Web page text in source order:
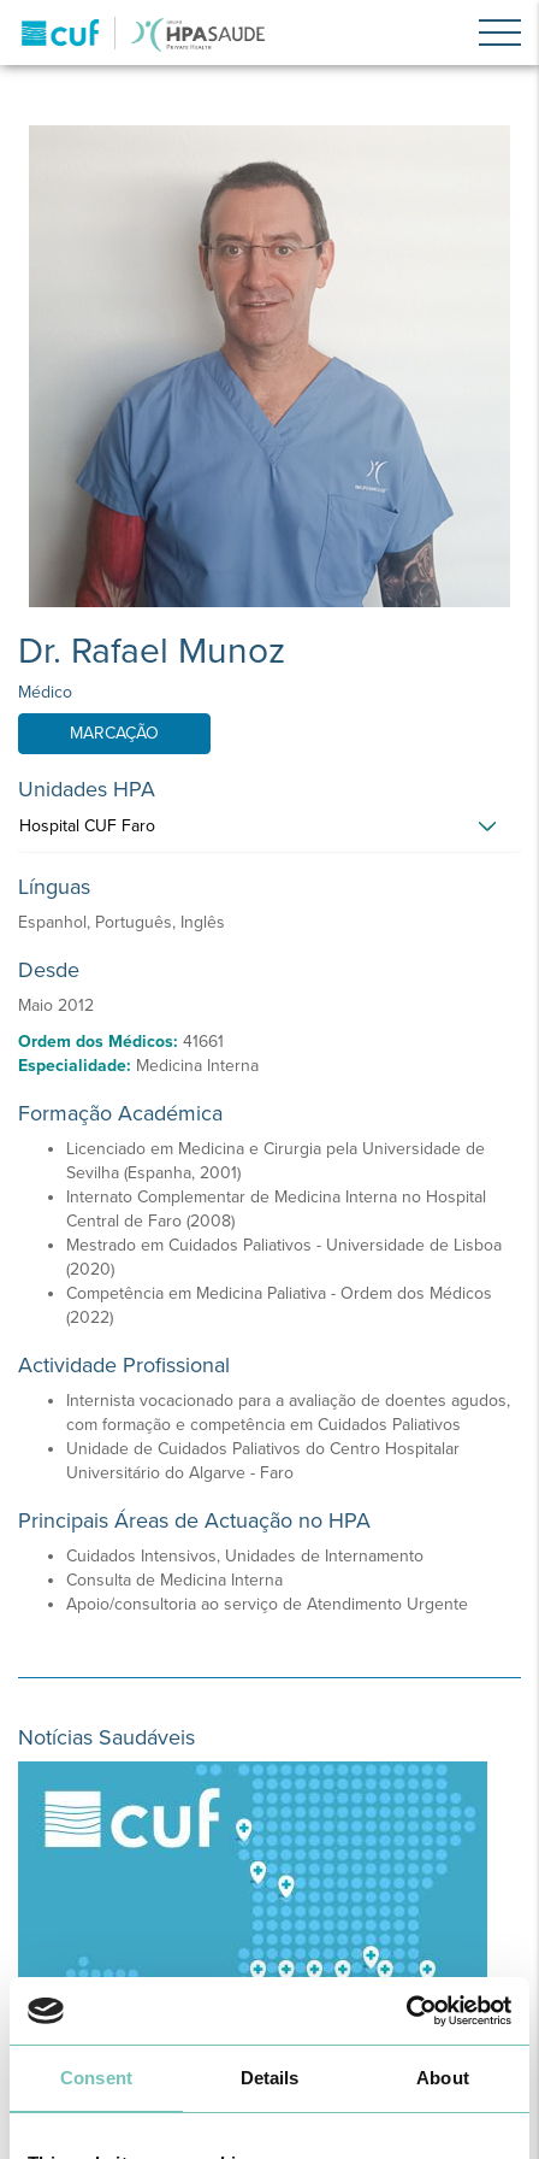
Consent Details About
Dr. Rafael Munoz
Médico
MARCAÇÃO
Unidades HPA
Hospital CUF Faro
Línguas
Espanhol, Português, Inglês
Desde
Maio 2012
Ordem dos Médicos: 41661
Especialidade: Medicina Interna
Formação Académica
Licenciado em Medicina e Cirurgia pela Universidade de
Sevilha (Espanha, 2001)
Internato Complementar de Medicina Interna no Hospital
Central de Faro (2008)
Mestrado em Cuidados Paliativos - Universidade de Lisboa
(2020)
Competência em Medicina Paliativa - Ordem dos Médicos
(2022)
Actividade Profissional
Internista vocacionado para a avaliação de doentes agudos,
com formação e competência em Cuidados Paliativos
Unidade de Cuidados Paliativos do Centro Hospitalar
Universitário do Algarve - Faro
Principais Áreas de Actuação no HPA
Cuidados Intensivos, Unidades de Internamento
Consulta de Medicina Interna
Apoio/consultoria ao serviço de Atendimento Urgente
Notícias Saudáveis
PRÓXIMOS.